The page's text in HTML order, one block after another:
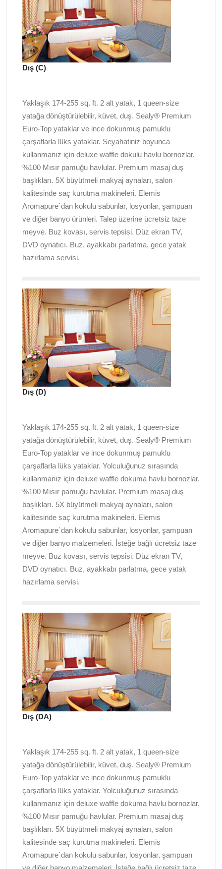
Dış (C)
Yaklaşık 174-255 sq. ft. 2 alt yatak, 1 queen-size
yatağa dönüştürülebilir, küvet, duş. Sealy® Premium
Euro-Top yataklar ve ince dokunmuş pamuklu
çarşaflarla lüks yataklar. Seyahatiniz boyunca
kullanmanız için deluxe waffle dokulu havlu bornozlar.
%100 Mısır pamuğu havlular. Premium masaj duş
başlıkları. 5X büyütmeli makyaj aynaları, salon
kalitesinde saç kurutma makineleri. Elemis
Aromapure`dan kokulu sabunlar, losyonlar, şampuan
ve diğer banyo ürünleri. Talep üzerine ücretsiz taze
meyve. Buz kovası, servis tepsisi. Düz ekran TV,
DVD oynatıcı. Buz, ayakkabı parlatma, gece yatak
hazırlama servisi.
Dış (D)
Yaklaşık 174-255 sq. ft. 2 alt yatak, 1 queen-size
yatağa dönüştürülebilir, küvet, duş. Sealy® Premium
Euro-Top yataklar ve ince dokunmuş pamuklu
çarşaflarla lüks yataklar. Yolculuğunuz sırasında
kullanmanız için deluxe waffle dokuma havlu bornozlar.
%100 Mısır pamuğu havlular. Premium masaj duş
başlıkları. 5X büyütmeli makyaj aynaları, salon
kalitesinde saç kurutma makineleri. Elemis
Aromapure`dan kokulu sabunlar, losyonlar, şampuan
ve diğer banyo malzemeleri. İsteğe bağlı ücretsiz taze
meyve. Buz kovası, servis tepsisi. Düz ekran TV,
DVD oynatıcı. Buz, ayakkabı parlatma, gece yatak
hazırlama servisi.
Dış (DA)
Yaklaşık 174-255 sq. ft. 2 alt yatak, 1 queen-size
yatağa dönüştürülebilir, küvet, duş. Sealy® Premium
Euro-Top yataklar ve ince dokunmuş pamuklu
çarşaflarla lüks yataklar. Yolculuğunuz sırasında
kullanmanız için deluxe waffle dokuma havlu bornozlar.
%100 Mısır pamuğu havlular. Premium masaj duş
başlıkları. 5X büyütmeli makyaj aynaları, salon
kalitesinde saç kurutma makineleri. Elemis
Aromapure`dan kokulu sabunlar, losyonlar, şampuan